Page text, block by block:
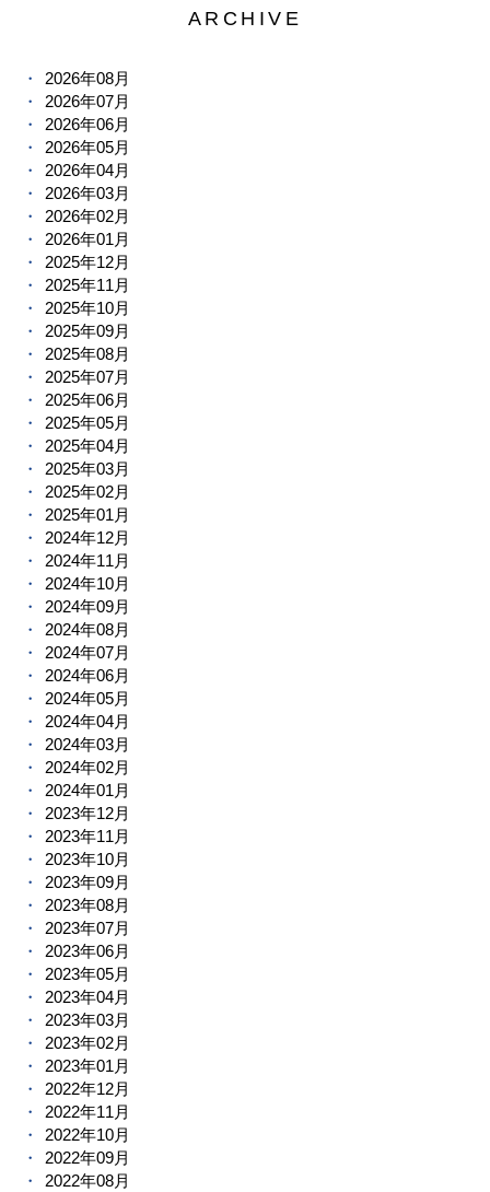
ARCHIVE
2026年08月
2026年07月
2026年06月
2026年05月
2026年04月
2026年03月
2026年02月
2026年01月
2025年12月
2025年11月
2025年10月
2025年09月
2025年08月
2025年07月
2025年06月
2025年05月
2025年04月
2025年03月
2025年02月
2025年01月
2024年12月
2024年11月
2024年10月
2024年09月
2024年08月
2024年07月
2024年06月
2024年05月
2024年04月
2024年03月
2024年02月
2024年01月
2023年12月
2023年11月
2023年10月
2023年09月
2023年08月
2023年07月
2023年06月
2023年05月
2023年04月
2023年03月
2023年02月
2023年01月
2022年12月
2022年11月
2022年10月
2022年09月
2022年08月